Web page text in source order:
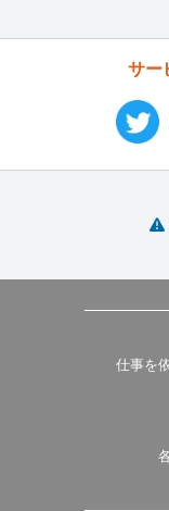
サー
仕事を